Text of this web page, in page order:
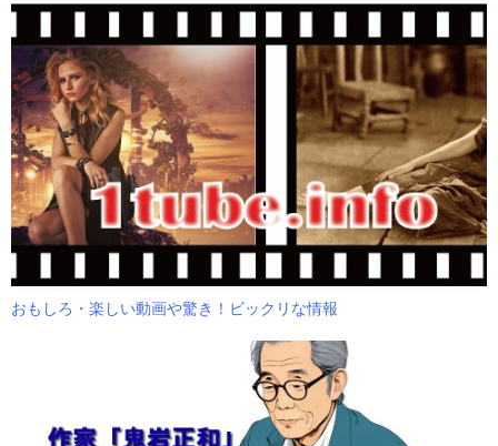
おもしろ・楽しい動画や驚き！ビックリな情報